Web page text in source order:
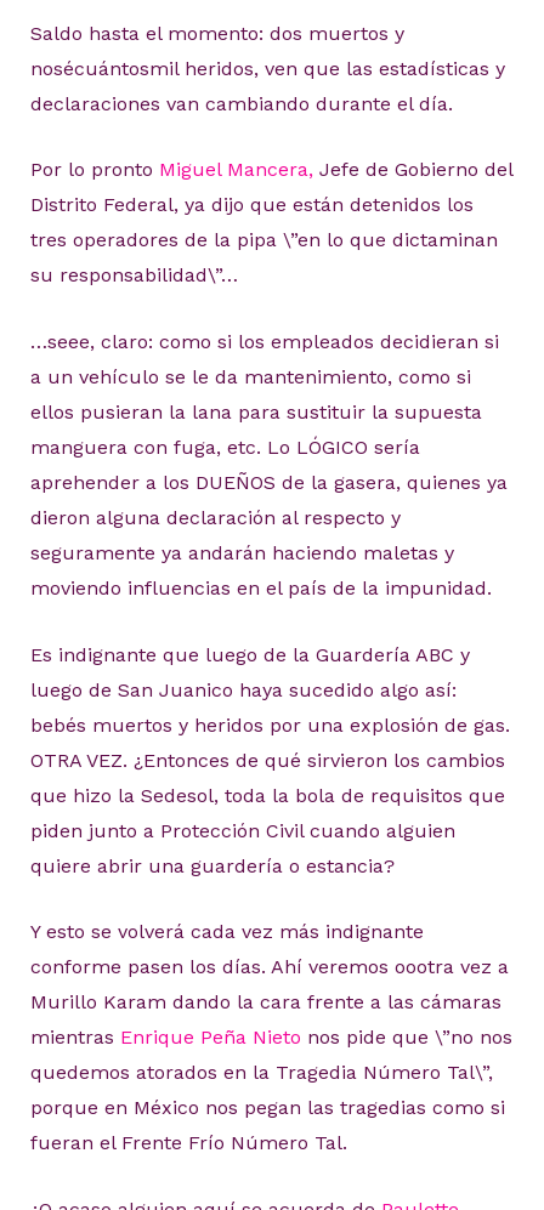
Saldo hasta el momento: dos muertos y
nosécuántosmil heridos, ven que las estadísticas y
declaraciones van cambiando durante el día.
Por lo pronto Miguel Mancera, Jefe de Gobierno del
Distrito Federal, ya dijo que están detenidos los
tres operadores de la pipa \”en lo que dictaminan
su responsabilidad\”…
…seee, claro: como si los empleados decidieran si
a un vehículo se le da mantenimiento, como si
ellos pusieran la lana para sustituir la supuesta
manguera con fuga, etc. Lo LÓGICO sería
aprehender a los DUEÑOS de la gasera, quienes ya
dieron alguna declaración al respecto y
seguramente ya andarán haciendo maletas y
moviendo influencias en el país de la impunidad.
Es indignante que luego de la Guardería ABC y
luego de San Juanico haya sucedido algo así:
bebés muertos y heridos por una explosión de gas.
OTRA VEZ. ¿Entonces de qué sirvieron los cambios
que hizo la Sedesol, toda la bola de requisitos que
piden junto a Protección Civil cuando alguien
quiere abrir una guardería o estancia?
Y esto se volverá cada vez más indignante
conforme pasen los días. Ahí veremos oootra vez a
Murillo Karam dando la cara frente a las cámaras
mientras Enrique Peña Nieto nos pide que \”no nos
quedemos atorados en la Tragedia Número Tal\”,
porque en México nos pegan las tragedias como si
fueran el Frente Frío Número Tal.